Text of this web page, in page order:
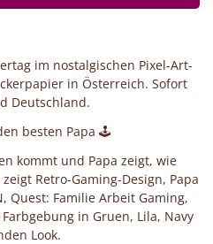
im nostalgischen Pixel-Art-
in Österreich. Sofort
Deutschland.
besten Papa 🕹️
kommt und Papa zeigt, wie
Retro-Gaming-Design, Papa
Quest: Familie Arbeit Gaming,
in Gruen, Lila, Navy
Look.